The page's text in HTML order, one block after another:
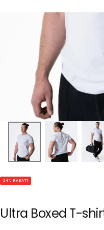
24% RABATT
Ultra Boxed T-